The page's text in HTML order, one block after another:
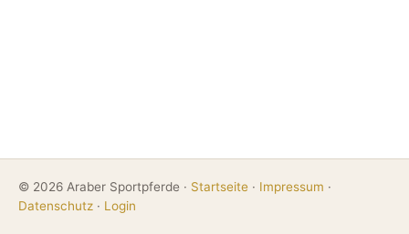
© 2026 Araber Sportpferde · Startseite · Impressum ·
Datenschutz · Login